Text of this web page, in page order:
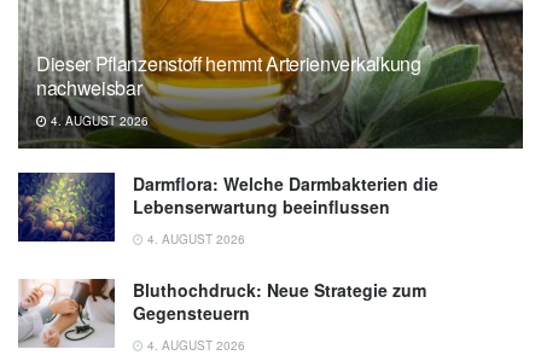
Dieser Pflanzenstoff hemmt Arterienverkalkung
nachweisbar
4. AUGUST 2026
Darmflora: Welche Darmbakterien die
Lebenserwartung beeinflussen
4. AUGUST 2026
Bluthochdruck: Neue Strategie zum
Gegensteuern
4. AUGUST 2026